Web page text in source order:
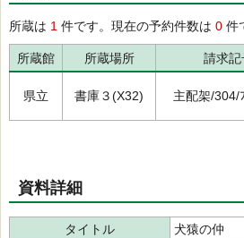
所蔵は 1 件です。現在の予約件数は 0 件
所蔵館 所蔵場所 請求記
県立 書庫３(X32) 主配架/304/
資料詳細
タイトル
犬猿の仲